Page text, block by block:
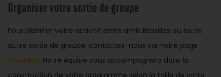
Organiser votre sortie de groupe
Pour planifier votre activité entre amis Bessilles ou toute
autre sortie de groupe, contactez-nous via notre page
Contact. Notre équipe vous accompagnera dans la
construction de votre programme selon la taille de votre